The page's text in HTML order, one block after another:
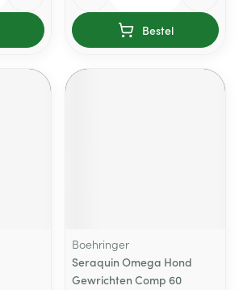
Bestel
Boehringer
Seraquin Omega Hond
Gewrichten Comp 60